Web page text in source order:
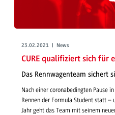
23.02.2021 | News
CURE qualifiziert sich für
Das Rennwagenteam sichert
Nach einer coronabedingten Pause
Rennen der Formula Student statt –
Jahr geht das Team mit seinem